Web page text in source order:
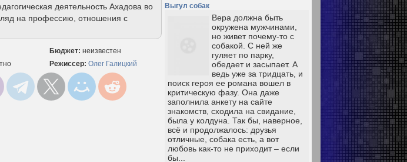
деятельность Ахадова во
на профессию, отношения с
Бюджет: неизвестен
Режиссер: Олег Галицкий
Выгул собак
Вера должна быть
окружена мужчинами,
но живет почему-то с
собакой. С ней же
гуляет по парку,
обедает и засыпает. А
ведь уже за тридцать, и
поиск героя ее романа вошел в
критическую фазу. Она даже
заполнила анкету на сайте
знакомств, сходила на свидание,
была у колдуна. Так бы, наверное,
всё и продолжалось: друзья
отличные, собака есть, а вот
любовь как-то не приходит – если
бы...